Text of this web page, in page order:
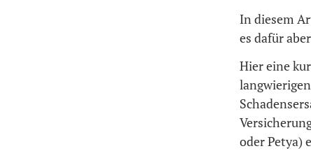
In diesem
es dafür
Hier eine
oder Petya)